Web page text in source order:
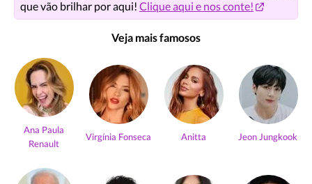
que vão brilhar por aqui! Clique aqui e nos conte!
Veja mais famosos
Ana Paula
Renault
Virgínia Fonseca Anitta Jeon Jungkook